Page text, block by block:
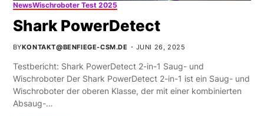
NewsWischroboter Test 2025
Shark PowerDetect
BYKONTAKT@BENFIEGE-CSM.DE JUNI 26, 2025
Testbericht: Shark PowerDetect 2-in-1 Saug- und
Wischroboter Der Shark PowerDetect 2-in-1 ist ein Saug- und
Wischroboter der oberen Klasse, der mit einer kombinierten
Absaug-…